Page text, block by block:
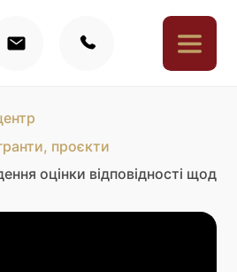
проєкти
оцінки відповідності щодо